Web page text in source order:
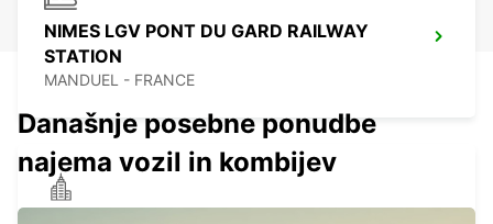
NIMES LGV PONT DU GARD RAILWAY
STATION
MANDUEL - FRANCE
Današnje posebne ponudbe
najema vozil in kombijev